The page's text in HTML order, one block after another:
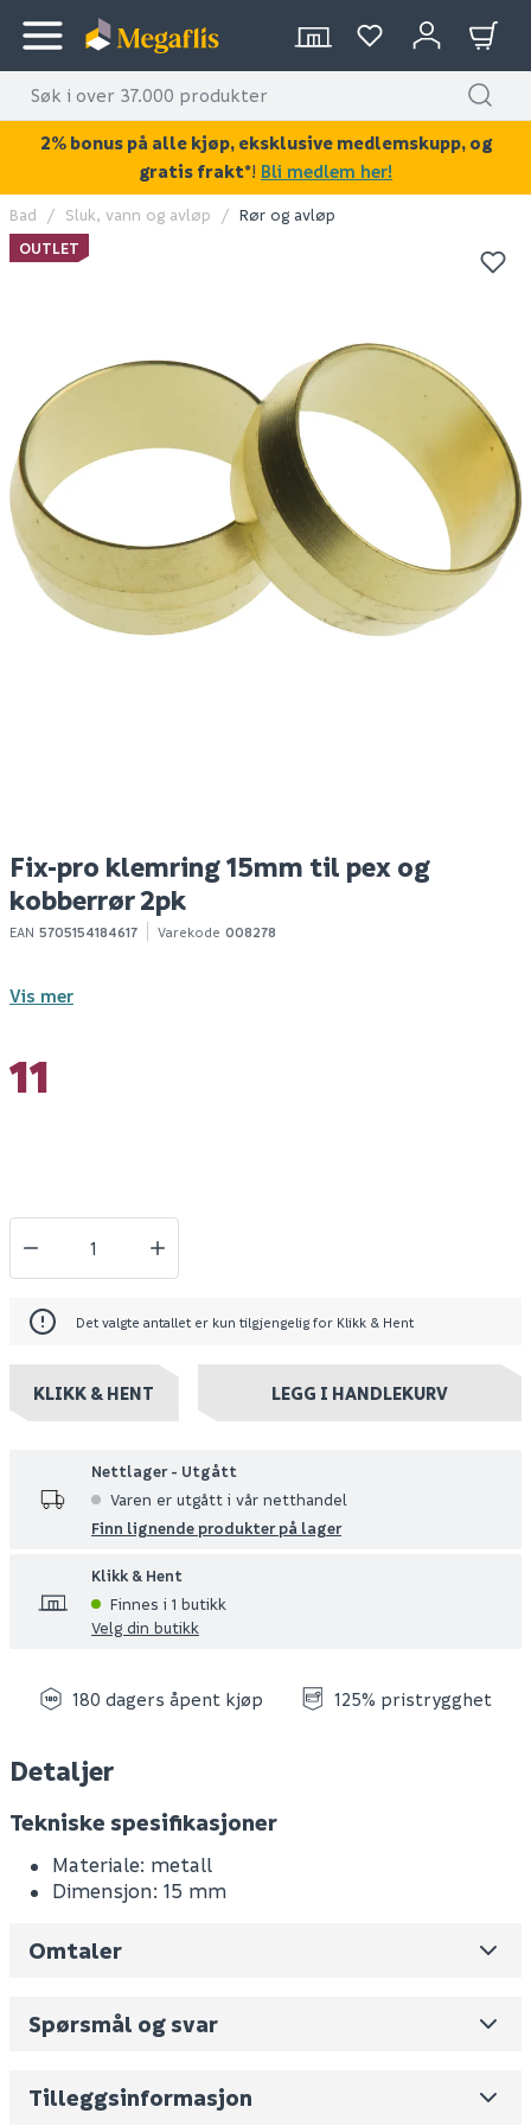
KAN DISSE VÆRE AV INTERESSE?
Fonta klemring 15mm
2-pk
Fonta støttehylse
15x2,5mm pex 5-pk
Bad Sluk, vann og avløp
Rør og avløp
OUTLET
Fix-pro klemring 15mm til pex og
kobberrør 2pk
EAN 5705154184617 Varekode 008278
Vis mer
11
Det valgte antallet er kun tilgjengelig for Klikk & Hent
KLIKK & HENT LEGG I HANDLEKURV
Nettlager - Utgått
Varen er utgått i vår netthandel
Finn lignende produkter på lager
Klikk & Hent
Finnes i 1 butikk
Velg din butikk
180 dagers åpent kjøp 125% pristrygghet
Detaljer
Tekniske spesifikasjoner
Materiale: metall
Dimensjon: 15 mm
Omtaler
Spørsmål og svar
Tilleggsinformasjon
Leverandørens varenummer 044096215
Volum 0.067 (dm3 per salgsforpakning)
2% bonus på alle kjøp, eksklusive medlemskupp, og
gratis frakt*! Bli medlem her!